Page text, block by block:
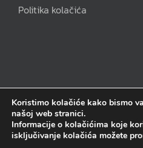
Politika kolačića
Pink Pen j.d.o.o | Sva prava
Koristimo kolačiće kako bismo
našoj web stranici.
Informacije o kolačićima koje
isključivanje kolačića možete